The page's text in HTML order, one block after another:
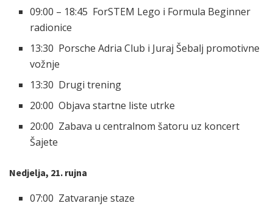
09:00 – 18:45 ForSTEM Lego i Formula Beginner
radionice
13:30 Porsche Adria Club i Juraj Šebalj promotivne
vožnje
13:30 Drugi trening
20:00 Objava startne liste utrke
20:00 Zabava u centralnom šatoru uz koncert
Šajete
Nedjelja, 21. rujna
07:00 Zatvaranje staze